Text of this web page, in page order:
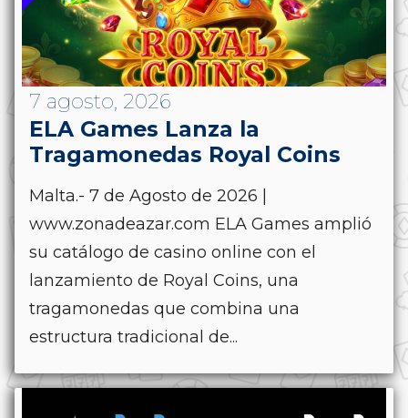
7 agosto, 2026
ELA Games Lanza la
Tragamonedas Royal Coins
Malta.- 7 de Agosto de 2026 |
www.zonadeazar.com ELA Games amplió
su catálogo de casino online con el
lanzamiento de Royal Coins, una
tragamonedas que combina una
estructura tradicional de...